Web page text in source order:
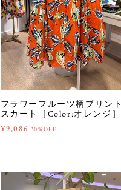
フラワーフルーツ柄プリント
スカート［Color:オレンジ］
¥9,086 30%OFF